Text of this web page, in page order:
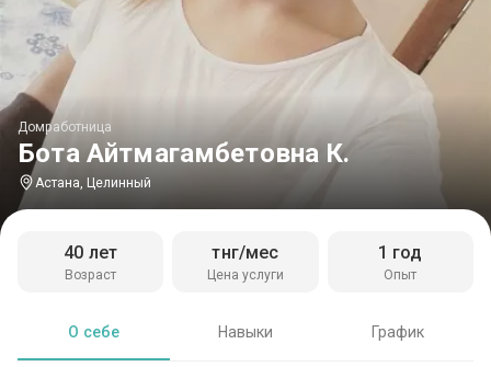
Бота Айтмагамбетовна К.
Домработница
Астана, Целинный
Возраст
40 лет
Цена услуги
тнг/мес
Опыт
1 год
О себе Навыки График